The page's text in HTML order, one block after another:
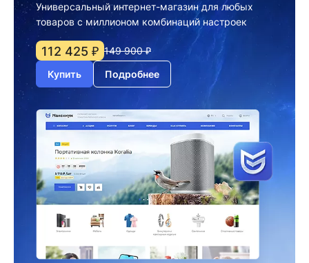
Универсальный интернет-магазин для любых
товаров с миллионом комбинаций настроек
112 425 ₽ 149 900 ₽
Купить
Подробнее